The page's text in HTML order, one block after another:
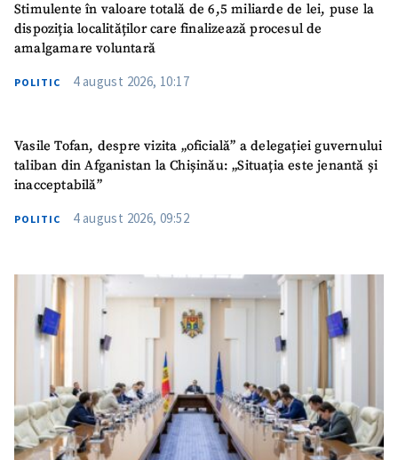
Stimulente în valoare totală de 6,5 miliarde de lei, puse la
dispoziția localităților care finalizează procesul de
amalgamare voluntară
POLITIC 4 august 2026, 10:17
Vasile Tofan, despre vizita „oficială” a delegației guvernului
taliban din Afganistan la Chișinău: „Situația este jenantă și
inacceptabilă”
POLITIC 4 august 2026, 09:52